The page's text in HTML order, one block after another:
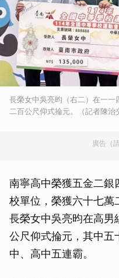
長榮女中吳亮昀（右二）在一一
二百公尺仰式掄元。（記者陳治
廣告（
南寧高中榮獲五金二銀
校單位，榮獲六十七萬
長榮女中吳亮昀在高男
公尺仰式掄元，其中五
中、高中五連霸。